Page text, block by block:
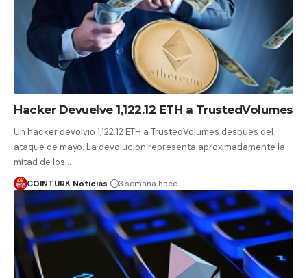
Hacker Devuelve 1,122.12 ETH a TrustedVolumes
Un hacker devolvió 1,122.12 ETH a TrustedVolumes después del
ataque de mayo. La devolución representa aproximadamente la
mitad de los…
COINTURK Noticias 3 semana hace